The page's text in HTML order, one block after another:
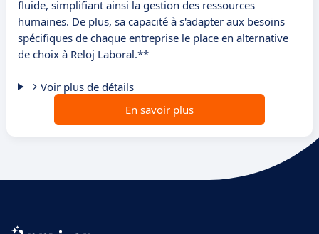
fluide, simplifiant ainsi la gestion des ressources
humaines. De plus, sa capacité à s'adapter aux besoins
spécifiques de chaque entreprise le place en alternative
de choix à Reloj Laboral.**
Voir plus de détails
En savoir plus